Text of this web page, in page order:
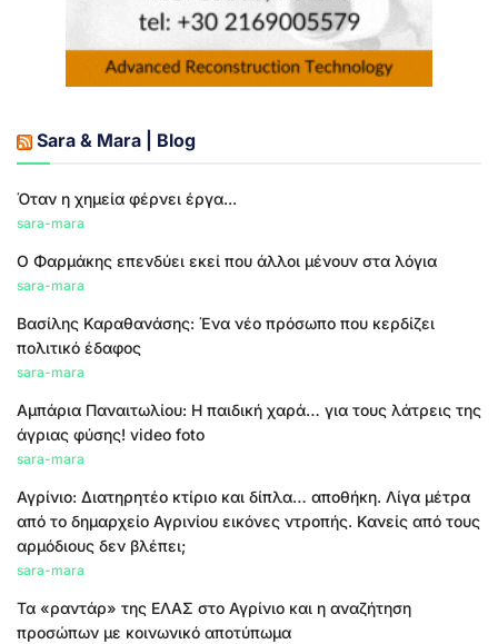
Sara & Mara | Blog
Όταν η χημεία φέρνει έργα...
sara-mara
Ο Φαρμάκης επενδύει εκεί που άλλοι μένουν στα λόγια
sara-mara
Βασίλης Καραθανάσης: Ένα νέο πρόσωπο που κερδίζει
πολιτικό έδαφος
sara-mara
Αμπάρια Παναιτωλίου: Η παιδική χαρά… για τους λάτρεις της
άγριας φύσης! video foto
sara-mara
Αγρίνιο: Διατηρητέο κτίριο και δίπλα… αποθήκη. Λίγα μέτρα
από το δημαρχείο Αγρινίου εικόνες ντροπής. Κανείς από τους
αρμόδιους δεν βλέπει;
sara-mara
Τα «ραντάρ» της ΕΛΑΣ στο Αγρίνιο και η αναζήτηση
προσώπων με κοινωνικό αποτύπωμα